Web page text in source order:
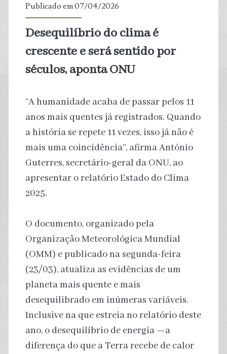
Publicado em 07/04/2026
Desequilíbrio do clima é
crescente e será sentido por
séculos, aponta ONU
“A humanidade acaba de passar pelos 11
anos mais quentes já registrados. Quando
a história se repete 11 vezes, isso já não é
mais uma coincidência”, afirma António
Guterres, secretário-geral da ONU, ao
apresentar o relatório Estado do Clima
2025.
O documento, organizado pela
Organização Meteorológica Mundial
(OMM) e publicado na segunda-feira
(23/03), atualiza as evidências de um
planeta mais quente e mais
desequilibrado em inúmeras variáveis.
Inclusive na que estreia no relatório deste
ano, o desequilíbrio de energia —a
diferença do que a Terra recebe de calor